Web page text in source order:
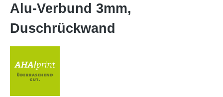
Alu-Verbund 3mm,
Duschrückwand